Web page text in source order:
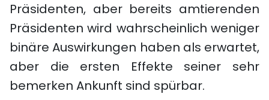
Präsidenten, aber bereits amtierenden
Präsidenten wird wahrscheinlich weniger
binäre Auswirkungen haben als erwartet,
aber die ersten Effekte seiner sehr
bemerken Ankunft sind spürbar.